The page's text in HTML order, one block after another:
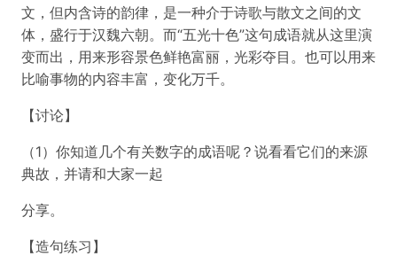
文，但内含诗的韵律，是一种介于诗歌与散文之间的文
体，盛行于汉魏六朝。而“五光十色”这句成语就从这里演
变而出，用来形容景色鲜艳富丽，光彩夺目。也可以用来
比喻事物的内容丰富，变化万千。
【讨论】
（1）你知道几个有关数字的成语呢？说看看它们的来源
典故，并请和大家一起
分享。
【造句练习】